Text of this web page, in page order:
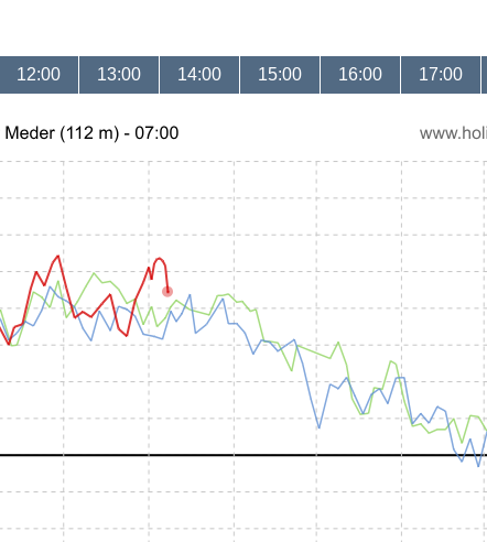
12:00 13:00 14:00 15:00 16:00 17:00